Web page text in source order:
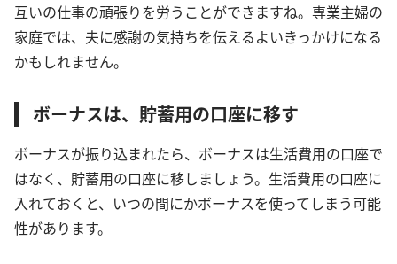
互いの仕事の頑張りを労うことができますね。専業主婦の
家庭では、夫に感謝の気持ちを伝えるよいきっかけになる
かもしれません。
ボーナスは、貯蓄用の口座に移す
ボーナスが振り込まれたら、ボーナスは生活費用の口座で
はなく、貯蓄用の口座に移しましょう。生活費用の口座に
入れておくと、いつの間にかボーナスを使ってしまう可能
性があります。